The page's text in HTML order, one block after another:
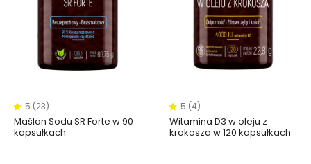
5 (23)
Maślan Sodu SR Forte w 90
kapsułkach
5 (4)
Witamina D3 w oleju z
krokosza w 120 kapsułkach